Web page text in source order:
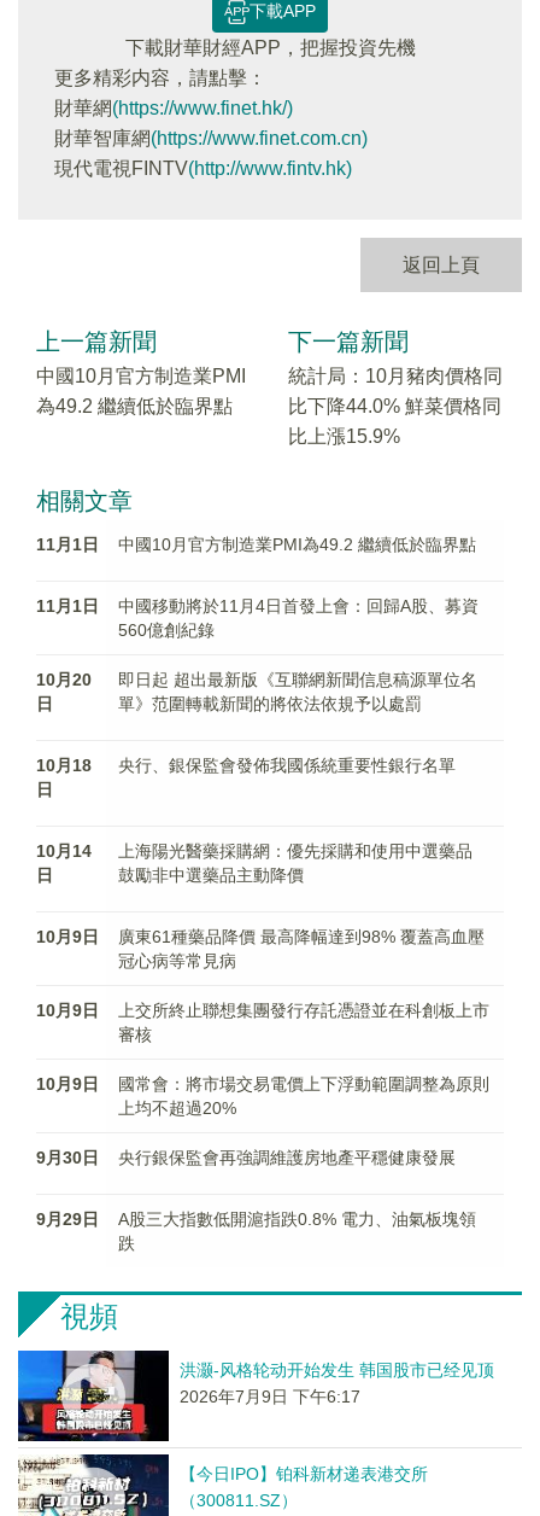
下載APP
下載財華財經APP，把握投資先機
更多精彩内容，請點擊：
財華網(https://www.finet.hk/)
財華智庫網(https://www.finet.com.cn)
現代電視FINTV(http://www.fintv.hk)
返回上頁
上一篇新聞
中國10月官方制造業PMI
為49.2 繼續低於臨界點
下一篇新聞
統計局：10月豬肉價格同
比下降44.0% 鮮菜價格同
比上漲15.9%
相關文章
11月1日 中國10月官方制造業PMI為49.2 繼續低於臨界點
11月1日
中國移動將於11月4日首發上會：回歸A股、募資
560億創紀錄
10月20
日
即日起 超出最新版《互聯網新聞信息稿源單位名
單》范圍轉載新聞的將依法依規予以處罰
10月18
日
央行、銀保監會發佈我國係統重要性銀行名單
10月14
日
上海陽光醫藥採購網：優先採購和使用中選藥品
鼓勵非中選藥品主動降價
10月9日
廣東61種藥品降價 最高降幅達到98% 覆蓋高血壓
冠心病等常見病
10月9日
上交所終止聯想集團發行存託憑證並在科創板上市
審核
10月9日
國常會：將市場交易電價上下浮動範圍調整為原則
上均不超過20%
9月30日 央行銀保監會再強調維護房地產平穩健康發展
9月29日
A股三大指數低開滬指跌0.8% 電力、油氣板塊領
跌
視頻
洪灏-风格轮动开始发生 韩国股市已经见顶
2026年7月9日 下午6:17
【今日IPO】铂科新材递表港交所
（300811.SZ）